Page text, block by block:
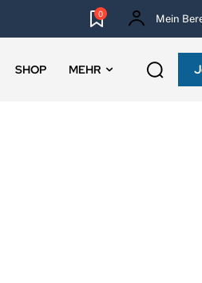
0 Mein
SHOP MEHR